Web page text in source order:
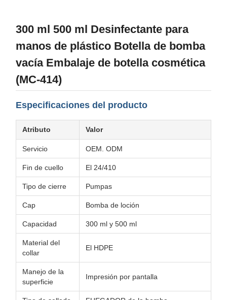
300 ml 500 ml Desinfectante para
manos de plástico Botella de bomba
vacía Embalaje de botella cosmética
(MC-414)
Especificaciones del producto
Atributo Valor
Servicio OEM. ODM
Fin de cuello El 24/410
Tipo de cierre Pumpas
Cap Bomba de loción
Capacidad 300 ml y 500 ml
Material del
collar
El HDPE
Manejo de la
superficie
Impresión por pantalla